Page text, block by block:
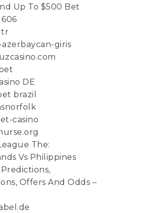
Up To $500 Bet
tr
giris
DE
brazil
casino
The:
Vs Philippines
Offers And Odds –